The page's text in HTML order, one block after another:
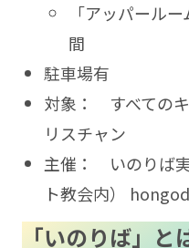
「アッパール
間
駐車場有
対象： すべての
リスチャン
主催： いのりば
ト教会内）
「いのりば」と